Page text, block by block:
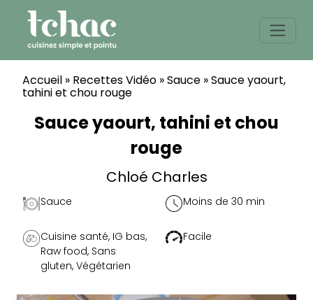
content
Accueil » Recettes Vidéo »Sauce »Sauce yaourt,
tahini et chou rouge
Sauce yaourt, tahini et chou
rouge
Chloé Charles
Sauce Moins de 30 min
Cuisine santé, IG bas,
Raw food, Sans
gluten, Végétarien
Facile